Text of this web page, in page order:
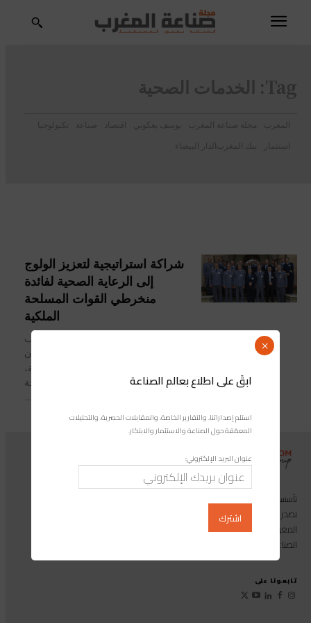
Tag: الخدمات الصحية
المغرب مجلة صناعة المغرب يوسف يعكوبي اقتصاد صناعة
تكنولوجيا
استثمار
بنك المغرب الدار البيضاء
شراكة استراتيجية لتعزيز الولوج
إلى الرعاية الصحية لفائدة
منخرطي القوات المسلحة
الملكية
في إطار العناية السامية التي يوليها صاحب
الجلالة الملك، القائد الأعلى ورئيس أركان
الحرب العامة للقوات المسلحة الملكية،
نصره الله، لأفراد القوات المسلحة
الملكية...
تصدر المجلة الرائدة المخصصة للصناعة والاستثمار والابتكار: مجلة «صناعة
المغرب»، بالإضافة إلى أول منصة رقمية موجهة لخدمة المهنيين في القطاع
الصناعي.
تابعونا على
ابقَ على اطلاع بعالم الصناعة
استلم إصداراتنا، والتقارير الخاصة، والمقابلات الحصرية، والتحليلات
المعمّقة حول الصناعة والاستثمار والابتكار.
عنوان البريد الإلكتروني:
×